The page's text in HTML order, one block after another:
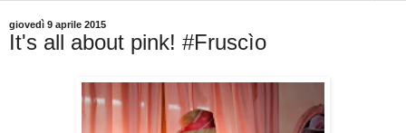
giovedì 9 aprile 2015
It's all about pink! #Fruscìo